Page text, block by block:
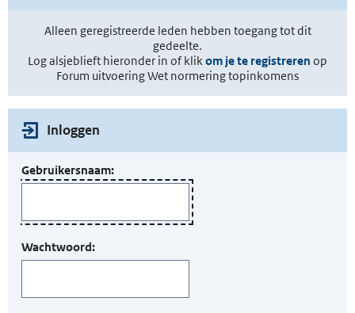
Alleen geregistreerde leden hebben toegang tot dit
gedeelte.
Log alsjeblieft hieronder in of klik om je te registreren op
Forum uitvoering Wet normering topinkomens
Inloggen
Gebruikersnaam:
Wachtwoord: